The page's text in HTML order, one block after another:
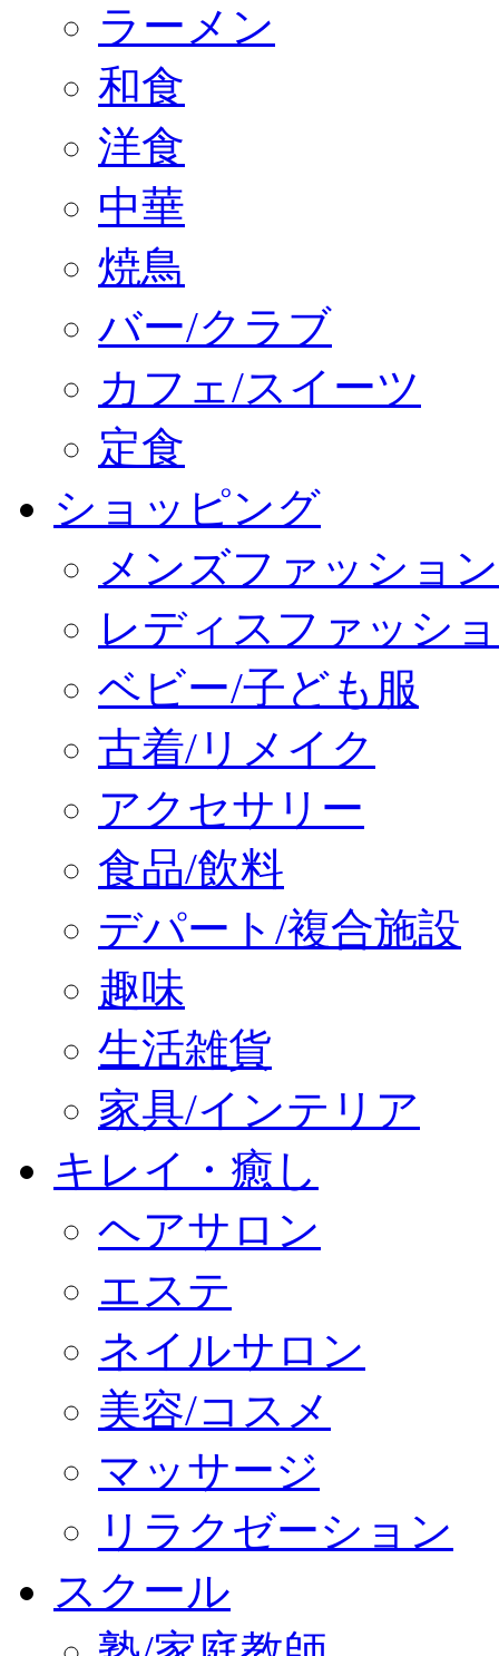
ラーメン
和食
洋食
中華
焼鳥
バー/クラブ
カフェ/スイーツ
定食
ショッピング
メンズファッション
レディスファッシ
ベビー/子ども服
古着/リメイク
アクセサリー
食品/飲料
デパート/複合施設
趣味
生活雑貨
家具/インテリア
キレイ・癒し
ヘアサロン
エステ
ネイルサロン
美容/コスメ
マッサージ
リラクゼーション
スクール